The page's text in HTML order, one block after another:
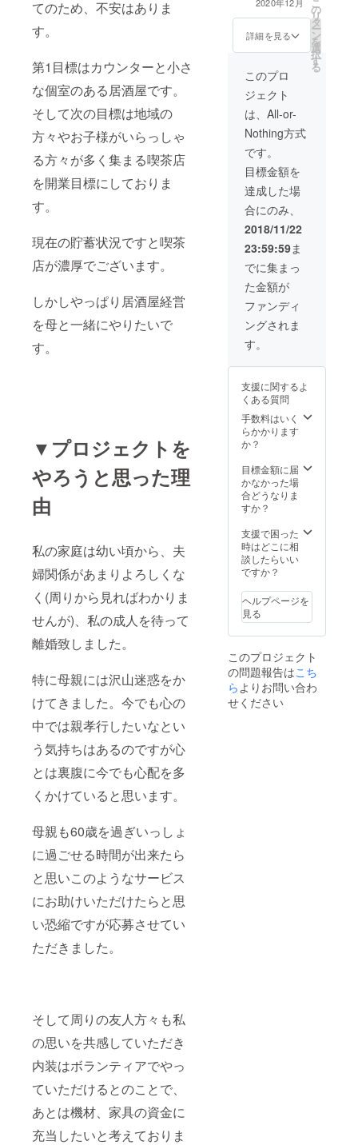
てのため、不安はありま
す。
第1目標はカウンターと小さ
な個室のある居酒屋です。
そして次の目標は地域の
方々やお子様がいらっしゃ
る方々が多く集まる喫茶店
を開業目標にしておりま
す。
現在の貯蓄状況ですと喫茶
店が濃厚でございます。
しかしやっぱり居酒屋経営
を母と一緒にやりたいで
す。
▼プロジェクトを
やろうと思った理
由
私の家庭は幼い頃から、夫
婦関係があまりよろしくな
く(周りから見ればわかりま
せんが)、私の成人を待って
離婚致しました。
特に母親には沢山迷惑をか
けてきました。今でも心の
中では親孝行したいなとい
う気持ちはあるのですが心
とは裏腹に今でも心配を多
くかけていると思います。
母親も60歳を過ぎいっしょ
に過ごせる時間が出来たら
と思いこのようなサービス
にお助けいただけたらと思
い恐縮ですが応募させてい
ただきました。
そして周りの友人方々も私
の思いを共感していただき
内装はボランティアでやっ
ていただけるとのことで、
あとは機材、家具の資金に
充当したいと考えておりま
未熟者です
ろしくお願
す。
詳細を見る
の
リ
タ
ー
ン
を
選
択
す
る
このプロ
ジェクト
は、All-or-
Nothing方式
です。
目標金額を
達成した場
合にのみ、
2018/11/22
23:59:59ま
でに集まっ
た金額が
ファンディ
ングされま
す。
支援に関するよ
くある質問
手数料はいく
らかかります
か？
目標金額に届
かなかった場
合どうなりま
すか？
支援で困った
時はどこに相
談したらいい
ですか？
ヘルプページを
見る
このプロジェクト
の問題報告はこち
らよりお問い合わ
せください